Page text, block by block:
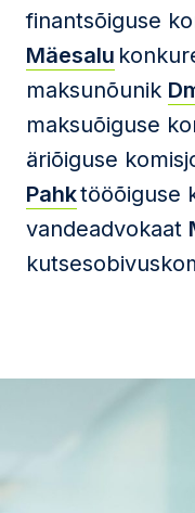
finantsõiguse
Mäesalu
maksunõunik
maksuõiguse
äriõiguse
Pahktööõiguse
vandeadvokaat